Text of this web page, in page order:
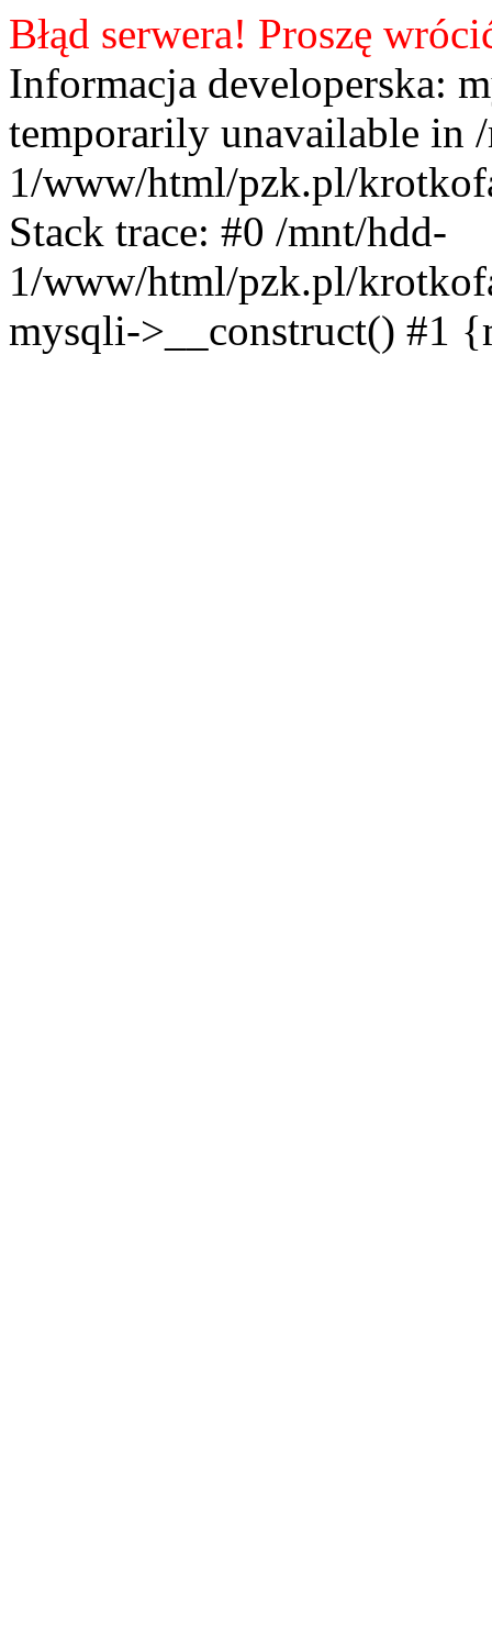
Błąd serwera! Proszę
Informacja developerska:
temporarily unavailable in
1/www/html/pzk.pl/
Stack trace: #0 /mnt/hdd-
1/www/html/pzk.pl/
mysqli->__construct() #1